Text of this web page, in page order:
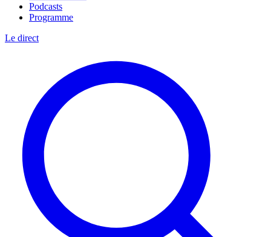
Podcasts
Programme
Le direct